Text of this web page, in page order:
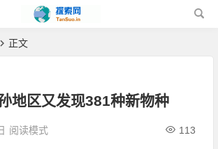
正文
地区又发现381种新物种
113
阅读模式